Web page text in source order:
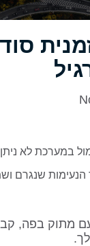
במערכת לא ניתן
שנגרם
מתוק בפה,